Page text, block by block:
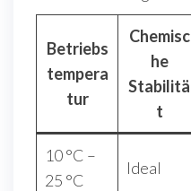
Betriebs
tempera
tur
Chemisc
he
Stabilitä
t
10 °C –
25 °C
Ideal